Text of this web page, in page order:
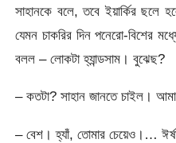
সাহানকে বলে, তবে ইয়ার্কির
যেমন চাকরির দিন পনেরো-বিশের
বলল – লোকটা হ্যান্ডসাম। বুঝেছ?
– কতটা? সাহান জানতে চাইল।
– বেশ। হ্যাঁ, তোমার চেয়েও।…